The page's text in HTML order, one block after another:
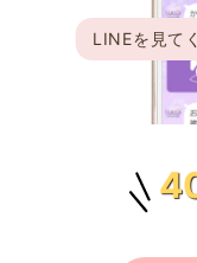
LINEを見て